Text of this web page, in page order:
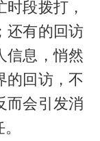
段拨打，
还有的回访
信息，悄然
的回访，不
而会引发消